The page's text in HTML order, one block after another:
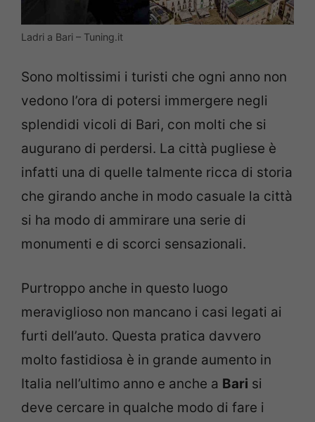
Ladri a Bari – Tuning.it
Sono moltissimi i turisti che ogni anno non
vedono l’ora di potersi immergere negli
splendidi vicoli di Bari, con molti che si
augurano di perdersi. La città pugliese è
infatti una di quelle talmente ricca di storia
che girando anche in modo casuale la città
si ha modo di ammirare una serie di
monumenti e di scorci sensazionali.
Purtroppo anche in questo luogo
meraviglioso non mancano i casi legati ai
furti dell’auto. Questa pratica davvero
molto fastidiosa è in grande aumento in
Italia nell’ultimo anno e anche a Bari si
deve cercare in qualche modo di fare i